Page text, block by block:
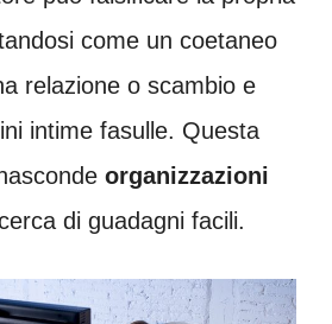
come un coetaneo
relazione o scambio e
intime fasulle. Questa
organizzazioni
di guadagni facili.